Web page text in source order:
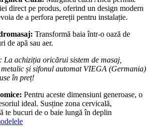
direct pe produs, oferind un design modern
de a perfora pereții pentru instalație.
Transformă baia într-o oază de
de apă sau aer.
La achiziția oricărui sistem de masaj,
și sifonul automat VIEGA (Germania)
în preț!
Pentru aceste dimensiuni generoase, o
ideal. Susține zona cervicală,
te bucuri de o baie lungă în deplin